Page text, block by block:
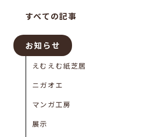
すべての記事
お知らせ
えむえむ紙芝居
ニガオエ
マンガ工房
展示